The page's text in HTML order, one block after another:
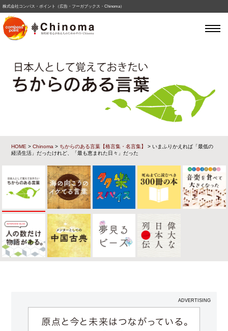
株式会社コンパス・ポイント（広告・フーガブックス・Chinoma）
HOME >Chinoma > ちからのある言葉【格言集・名言集】
> いまふりかえれば「最低の
経済生活」だったけれど、「最も恵まれた日々」だった
ADVERTISING